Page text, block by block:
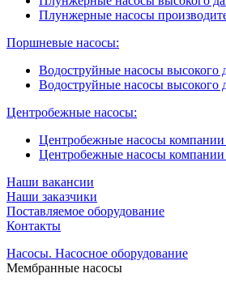
Плунжерные насосы
Поршневые насосы:
Водоструйные насосы высокого
Водоструйные насосы высокого
Центробежные насосы:
Центробежные насосы компании
Центробежные насосы
Наши вакансии
Наши заказчики
Поставляемое оборудование
Контакты
Насосы. Насосное оборудование
Мембранные насосы